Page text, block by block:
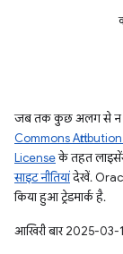
जब तक कुछ अलग से न
Commons
Licenseके तहत लाइसेंस
साइट नीतियांदेखें.
किया हुआ ट्रेडमार्क है.
आखिरी बार 2025-03-